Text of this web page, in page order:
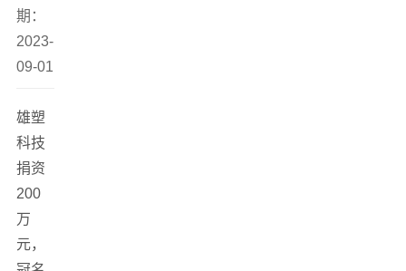
期：
2023-
09-01
雄塑
科技
捐资
200
万
元，